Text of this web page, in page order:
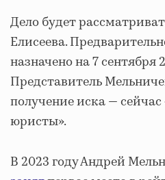
Дело будет
Елисеева.
назначено на 7 сентября
Представитель
получение иска —
юристы».
В 2023 году Андрей